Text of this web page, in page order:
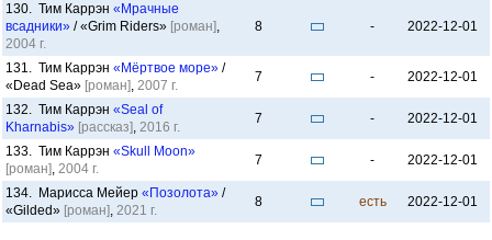
130. Тим Каррэн «Мрачные
всадники» / «Grim Riders» [роман],
2004 г.
8 - 2022-12-01
131. Тим Каррэн «Мёртвое море» /
«Dead Sea» [роман], 2007 г.
7 - 2022-12-01
132. Тим Каррэн «Seal of
Kharnabis» [рассказ], 2016 г.
7 - 2022-12-01
133. Тим Каррэн «Skull Moon»
[роман], 2004 г.
7 - 2022-12-01
134. Марисса Мейер «Позолота» /
«Gilded» [роман], 2021 г.
8 есть 2022-12-01